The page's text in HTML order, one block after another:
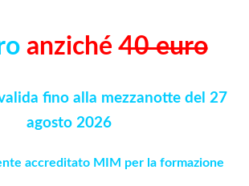
anziché40 euro
fino alla mezzanotte del 27
agosto 2026
accreditato MIM per la formazione